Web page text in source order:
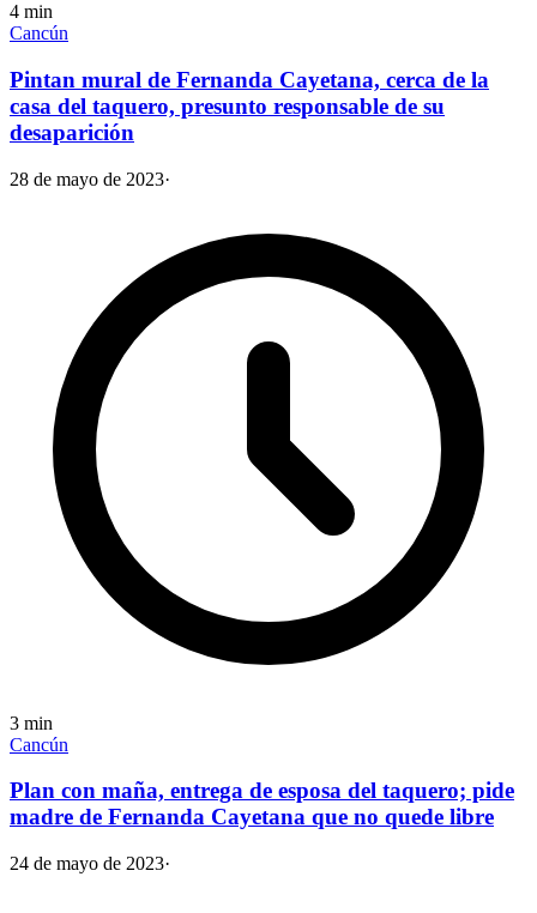
4 min
Cancún
Pintan mural de Fernanda Cayetana, cerca de la
casa del taquero, presunto responsable de su
desaparición
28 de mayo de 2023·
3 min
Cancún
Plan con maña, entrega de esposa del taquero; pide
madre de Fernanda Cayetana que no quede libre
24 de mayo de 2023·